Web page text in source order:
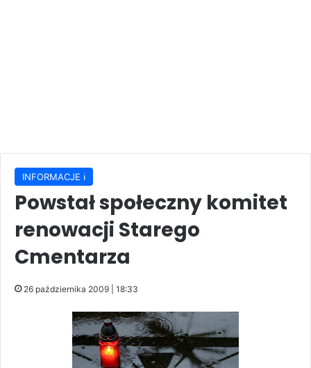
INFORMACJE ℹ️
Powstał społeczny komitet
renowacji Starego
Cmentarza
26 października 2009 | 18:33